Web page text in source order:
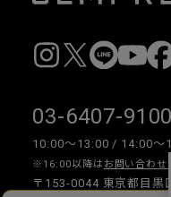
03-6407-9100
10:00〜13:00 / 14:00〜
※16:00以降は お問い合わせ
〒153-0044 東京都目黒